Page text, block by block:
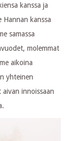
kanssa ja
Hannan kanssa
samassa
molemmat
aikoina
yhteinen
innoissaan